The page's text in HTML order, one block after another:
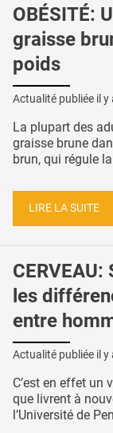
OBÉSITÉ:
graisse
poids
Actualité publiée il y
La plupart des
graisse brune
brun, qui régule
LIRE LA SUITE
les
entre
Actualité publiée il y
C’est en effet un
que livrent à
l’Université de